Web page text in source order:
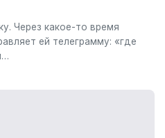
Через какое-то время
ей телеграмму: «где